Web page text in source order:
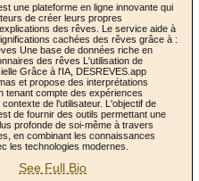
une plateforme en ligne innovante qui
de créer leurs propres
des rêves. Le service aide à
cachées des rêves grâce à :
Une base de données riche en
des rêves L'utilisation de
Grâce à l'IA, DESREVES.app
et propose des interprétations
tenant compte des expériences
de l'utilisateur. L'objectif de
de fournir des outils permettant une
profonde de soi-même à travers
en combinant les connaissances
les technologies modernes.
See Full Bio